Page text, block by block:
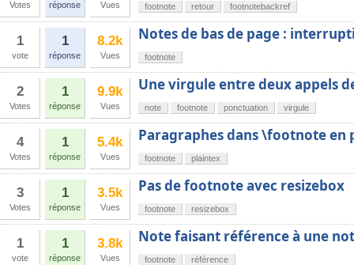
Votes réponse Vues footnote retour footnotebackref
1
vote
1
réponse
8.2k
Vues
Notes de bas de page :
footnote
2
Votes
1
réponse
9.9k
Vues
Une virgule entre deux appels
note footnote ponctuation virgule
4
Votes
1
réponse
5.4k
Vues
Paragraphes dans \footnote en
footnote plaintex
3
Votes
1
réponse
3.5k
Vues
Pas de footnote avec resizebox
footnote resizebox
1
vote
1
réponse
3.8k
Vues
Note faisant référence à une
footnote référence